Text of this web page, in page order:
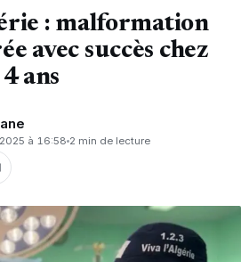
: malformation
avec succès chez
ans
à 16:58 2 min de lecture